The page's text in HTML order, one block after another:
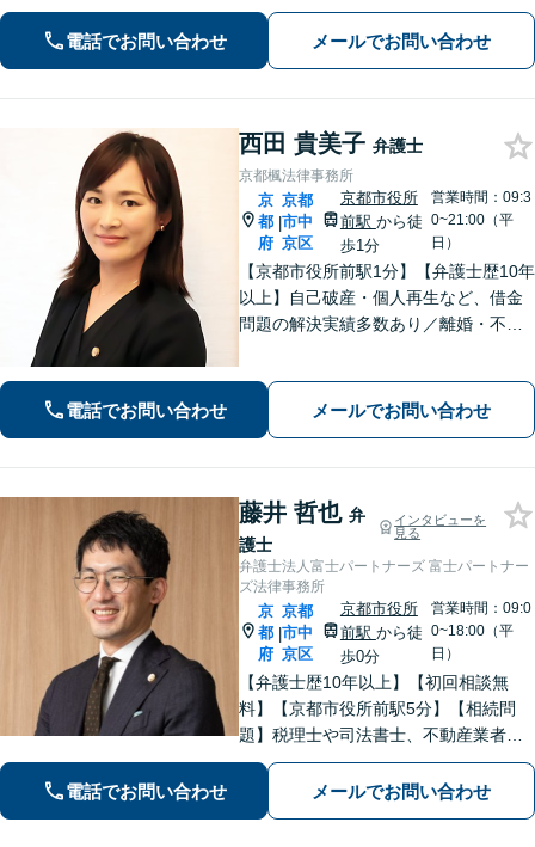
年積み重なった家族関係に配慮しなが
ら、依頼者さまのご希望を最大限実現
電話でお問い合わせ メールでお問い合わせ
西田 貴美子 弁護士
京都楓法律事務所
京
都
府
|
京都
市中
京区
京都市役所
前駅 から徒
歩1分
営業時間：09:3
0~21:00（平
日）
【京都市役所前駅1分】【弁護士歴10年
以上】自己破産・個人再生など、借金
問題の解決実績多数あり／離婚・不貞
みでもお気軽にご利用ください】
電話でお問い合わせ メールでお問い合わせ
藤井 哲也 弁
護士
インタビューを
見る
弁護士法人富士パートナーズ 富士パートナー
ズ法律事務所
京
都
府
|
京都
市中
京区
京都市役所
前駅 から徒
歩0分
営業時間：09:0
0~18:00（平
日）
【弁護士歴10年以上】【初回相談無
料】【京都市役所前駅5分】【相続問
題】税理士や司法書士、不動産業者な
どとスムーズに連携し、解決へと導き
ます。遺産分割協議・調停・審判など
【債権回収】催促の電話から民事調
電話でお問い合わせ メールでお問い合わせ